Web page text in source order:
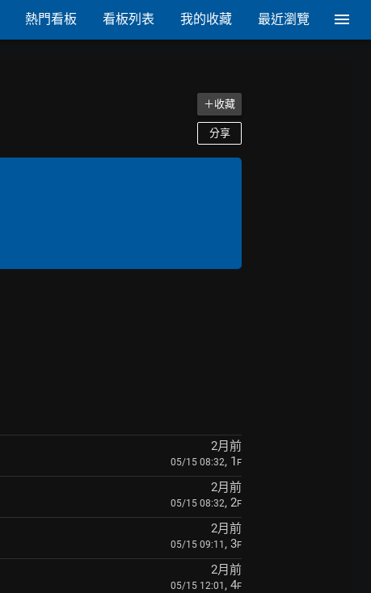
熱門看板 看板列表 我的收藏 最近瀏覽
＋收藏
分享
2月前
05/15 08:32, 1 F
2月前
05/15 08:32, 2F
2月前
05/15 09:11 , 3F
2月前
05/15 12:01 , 4F